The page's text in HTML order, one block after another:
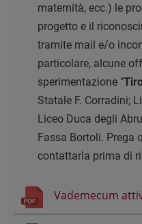
maternità, ecc.) le
progetto e il
tramite mail e/o
particolare, alcune
sperimentazione "
Statale F. Corradini;
Liceo Duca degli
Fassa Bortoli. Prega
contattarla prima di
Vademecum